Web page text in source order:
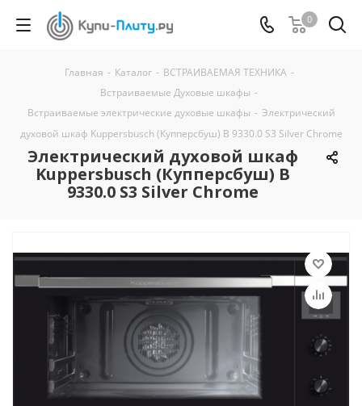
0
Главная - Каталог - ВСТРАИВАЕМАЯ ТЕХНИКА -
Встраиваемые Духовые шкафы -
Встраиваемые электрические духовые шкафы - Электрический
духовой шкаф Kuppersbusch (Купперсбуш) B 9330.0 S3 Silver Chrome
Электрический духовой шкаф
Kuppersbusch (Купперсбуш) B
9330.0 S3 Silver Chrome